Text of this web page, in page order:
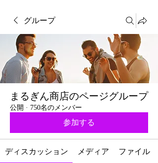
グループ
まるぎん商店のページグループ
公開 · 750名のメンバー
参加する
ディスカッション メディア ファイル